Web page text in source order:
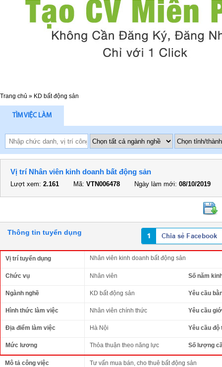
Trang chủ » KD bất động sản
TÌM VIỆC LÀM
Vị trí Nhân viên kinh doanh bất động sản
Lượt xem: 2.161 Mã: VTN006478 Ngày làm mới: 08/10/2019
Thông tin tuyển dụng
Vị trí tuyển dụng Nhân viên kinh doanh bất động sản
Chức vụ Nhân viên Số năm
Ngành nghề KD bất động sản Yêu cầu
Hình thức làm việc Nhân viên chính thức Yêu cầu
Địa điểm làm việc Hà Nội Yêu cầu độ
Mức lương Thỏa thuận theo năng lực Số lượng
Mô tả công việc Tư vấn mua bán, cho thuê bất động sản